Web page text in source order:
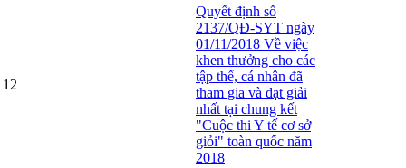
12
Quyết định số
2137/QĐ-SYT ngày
01/11/2018 Về việc
khen thưởng cho các
tập thể, cá nhân đã
tham gia và đạt giải
nhất tại chung kết
"Cuộc thi Y tế cơ sở
giỏi" toàn quốc năm
2018